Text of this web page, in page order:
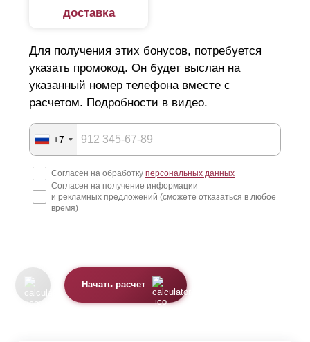
доставка
Для получения этих бонусов, потребуется
указать промокод. Он будет выслан на
указанный номер телефона вместе с
расчетом. Подробности в видео.
+7
Согласен на обработку персональных данных
Согласен на получение информации
и рекламных предложений (сможете отказаться в любое
время)
Начать расчет